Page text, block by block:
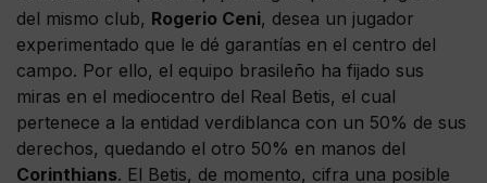
del mismo club, Rogerio Ceni, desea un jugador
experimentado que le dé garantías en el centro del
campo. Por ello, el equipo brasileño ha fijado sus
miras en el mediocentro del Real Betis, el cual
pertenece a la entidad verdiblanca con un 50% de sus
derechos, quedando el otro 50% en manos del
Corinthians. El Betis, de momento, cifra una posible